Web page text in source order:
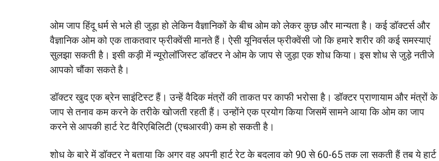
ओम जाप हिंदू धर्म से भले ही जुड़ा हो लेकिन वैज्ञानिकों के बीच ओम को लेकर कुछ और मान्यता है। कई डॉक्टर्स और
वैज्ञानिक ओम को एक ताकतवार फ्रीक्वेंसी मानते हैं। ऐसी यूनिवर्सल फ्रीक्वेंसी जो कि हमारे शरीर की कई समस्याएं
सुलझा सकती है। इसी कड़ी में न्यूरोलॉजिस्ट डॉक्टर ने ओम के जाप से जुड़ा एक शोध किया। इस शोध से जुड़े नतीजे
आपको चौंका सकते है।
डॉक्टर खुद एक ब्रेन साइंटिस्ट हैं। उन्हें वैदिक मंत्रों की ताकत पर काफी भरोसा है। डॉक्टर प्राणायाम और मंत्रों के
जाप से तनाव कम करने के तरीके खोजती रहती हैं। उन्होंने एक प्रयोग किया जिसमें सामने आया कि ओम का जाप
करने से आपकी हार्ट रेट वैरिएबिलिटी (एचआरवी) कम हो सकती है।
शोध के बारे में डॉक्टर ने बताया कि अगर वह अपनी हार्ट रेट के बदलाव को 90 से 60-65 तक ला सकती हैं तब ये हार्ट